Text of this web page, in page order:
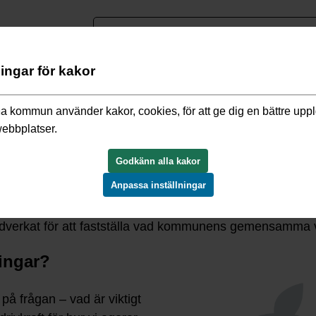
Våra värderingar
Det är vad Vallentuna kommun står för –
för att fastställa vad kommunens gemensamma
frågan – vad är viktigt
för kakor
kommun använder kakor, cookies, för att ge dig en bättre
Godkänn alla kakor
Anpassa inställningar